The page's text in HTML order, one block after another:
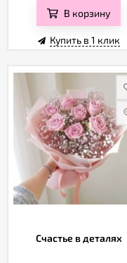
В корзину
Купить в 1 клик
Счастье в деталях